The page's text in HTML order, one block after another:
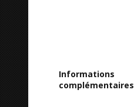
Informations
complémentaires